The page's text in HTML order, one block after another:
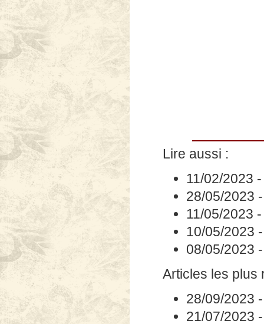
Lire aussi :
11/02/2023
28/05/2023
11/05/2023
10/05/2023
08/05/2023
Articles les plus
28/09/2023
21/07/2023